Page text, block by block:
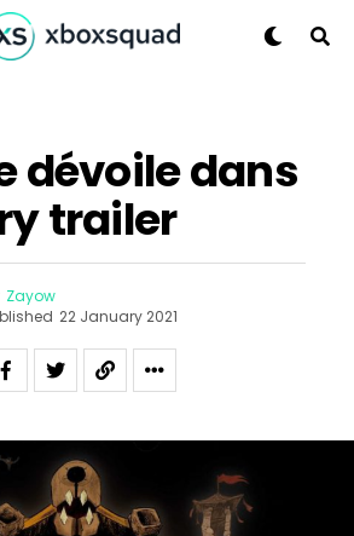
dévoile dans
trailer
Zayow
22 January 2021